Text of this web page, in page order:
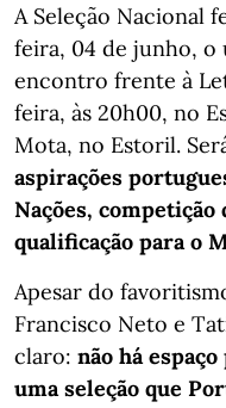
A Seleção Nacional
feira, 04 de junho,
encontro frente à
feira, às 20h00, no
Mota, no Estoril.
aspirações
Nações,
qualificação para o
Apesar do
Francisco Neto e
claro: não há
uma seleção que